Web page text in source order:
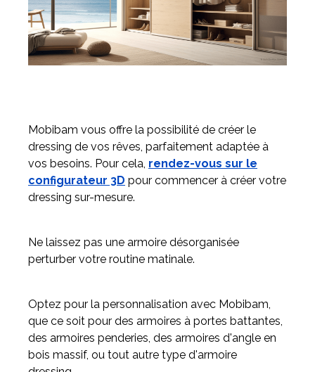
Mobibam vous offre la possibilité de créer le
dressing de vos rêves, parfaitement adaptée à
vos besoins. Pour cela, rendez-vous sur le
configurateur 3D pour commencer à créer votre
dressing sur-mesure.
Ne laissez pas une armoire désorganisée
perturber votre routine matinale.
Optez pour la personnalisation avec Mobibam,
que ce soit pour des armoires à portes battantes,
des armoires penderies, des armoires d'angle en
bois massif, ou tout autre type d'armoire